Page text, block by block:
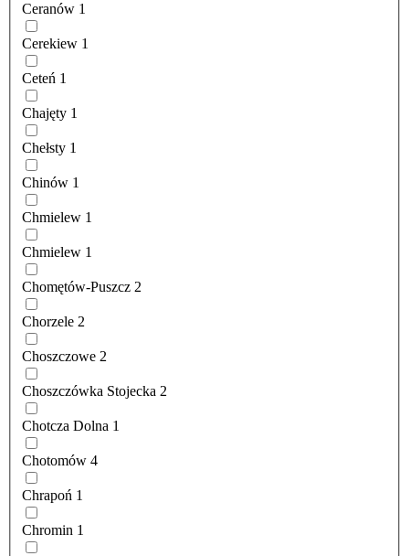
Ceranów 1
Cerekiew 1
Ceteń 1
Chajęty 1
Chełsty 1
Chinów 1
Chmielew 1
Chmielew 1
Chomętów-Puszcz 2
Chorzele 2
Choszczowe 2
Choszczówka Stojecka 2
Chotcza Dolna 1
Chotomów 4
Chrapoń 1
Chromin 1